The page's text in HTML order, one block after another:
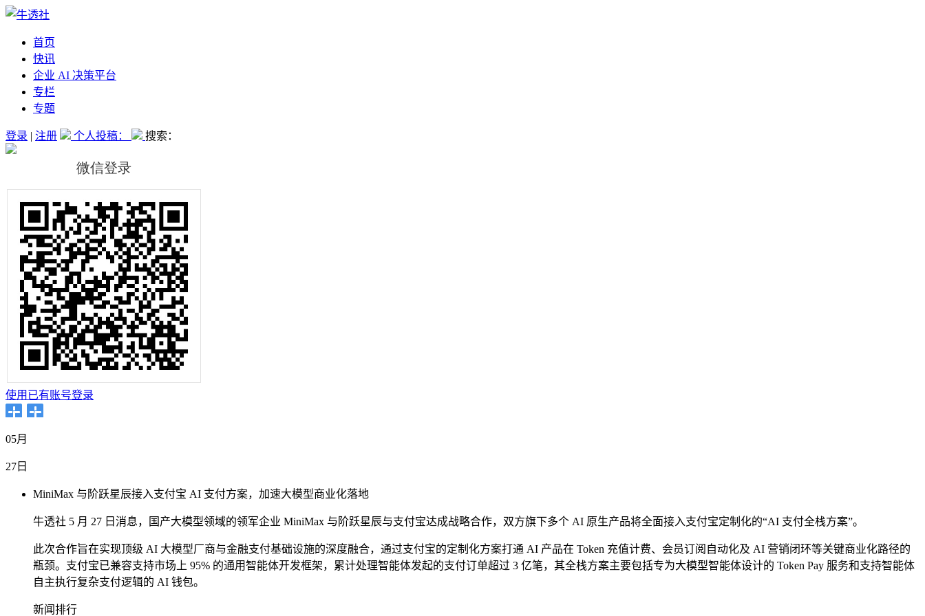
首页
快讯
企业 AI 决策平台
专栏
专题
登录 | 注册 个人投稿： 搜索：
使用已有账号登录
05月
27日
MiniMax 与阶跃星辰接入支付宝 AI 支付方案，加速大模型商业化落地
牛透社 5 月 27 日消息，国产大模型领域的领军企业 MiniMax 与阶跃星辰与支付宝达成战略合作，双方旗下多个 AI 原生产品将全面接入支付宝定制化的“AI 支付全栈方案”。
此次合作旨在实现顶级 AI 大模型厂商与金融支付基础设施的深度融合，通过支付宝的定制化方案打通 AI 产品在 Token 充值计费、会员订阅自动化及 AI 营销闭环等关键商业化路径的
瓶颈。支付宝已兼容支持市场上 95% 的通用智能体开发框架，累计处理智能体发起的支付订单超过 3 亿笔，其全栈方案主要包括专为大模型智能体设计的 Token Pay 服务和支持智能体
自主执行复杂支付逻辑的 AI 钱包。
新闻排行